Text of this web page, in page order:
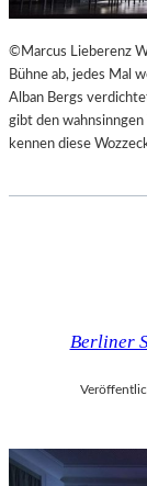
©Marcus Lieberenz
Bühne ab, jedes Mal
Alban Bergs
gibt den
kennen diese
Berliner